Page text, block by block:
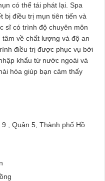
có thể tái phát lại. Spa
bị điều trị mụn tiên tiến và
sĩ có trình độ chuyên môn
về chất lượng và độ an
điều trị được phục vụ bởi
khẩu từ nước ngoài và
hòa giúp bạn cảm thấy
, Quận 5, Thành phố Hồ